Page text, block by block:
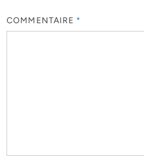
COMMENTAIRE *